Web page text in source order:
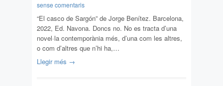
sense comentaris
“El casco de Sargón” de Jorge Benítez. Barcelona,
2022, Ed. Navona. Doncs no. No es tracta d’una
novel·la contemporània més, d’una com les altres,
o com d’altres que n’hi ha,…
Llegir més →